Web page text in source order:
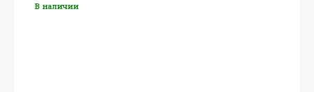
В наличии